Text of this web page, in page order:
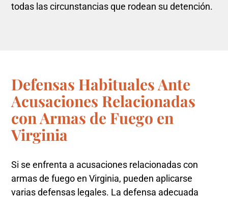
todas las circunstancias que rodean su detención.
Defensas Habituales Ante
Acusaciones Relacionadas
con Armas de Fuego en
Virginia
Si se enfrenta a acusaciones relacionadas con
armas de fuego en Virginia, pueden aplicarse
varias defensas legales. La defensa adecuada